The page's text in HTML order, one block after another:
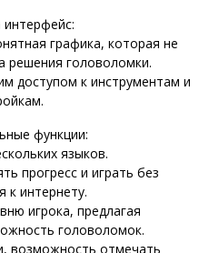
графика, которая не
решения головоломки.
доступом к инструментам и
функции:
языков.
прогресс и играть без
к интернету.
игрока, предлагая
головоломок.
возможность отмечать